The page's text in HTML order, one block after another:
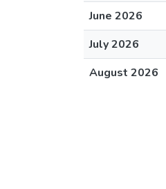
June 2026
July 2026
August 2026